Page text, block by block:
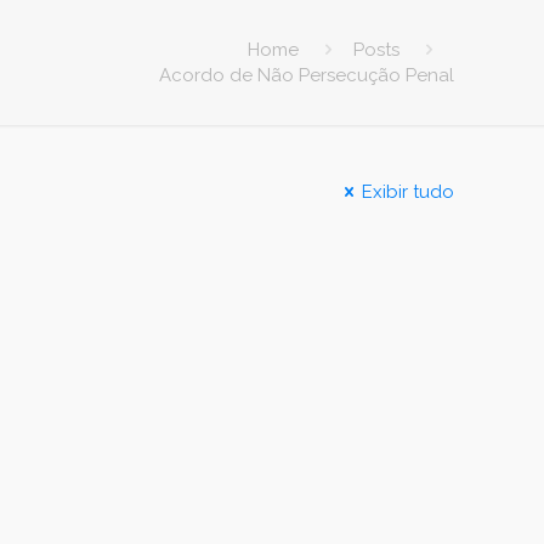
Home
Posts
Acordo de Não Persecução Penal
Exibir tudo